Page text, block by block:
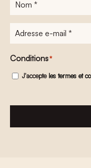
Adresse
e-
mail*
Conditions*
J'accepte les termes et